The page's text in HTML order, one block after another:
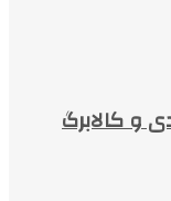
و کالابرگ